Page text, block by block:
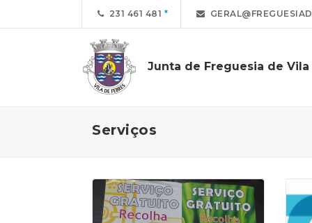
231 461 481
Junta de Freguesia de
Serviços